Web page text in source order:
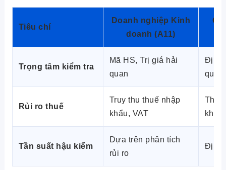
Tiêu chí
Doanh nghiệp Kinh
doanh (A11)
Trọng tâm kiểm tra
Mã HS, Trị giá hải
quan
Định
Rủi ro thuế
Truy thu thuế nhập
khẩu, VAT
kho
Tần suất hậu kiểm
Dựa trên phân tích
rủi ro
Định